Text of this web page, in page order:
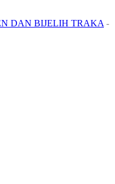
DAN BIJELIH TRAKA -